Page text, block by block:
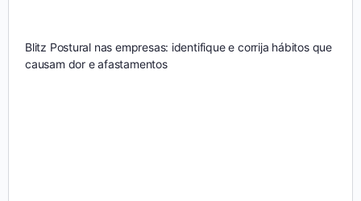
Blitz Postural nas empresas: identifique e corrija hábitos que
causam dor e afastamentos